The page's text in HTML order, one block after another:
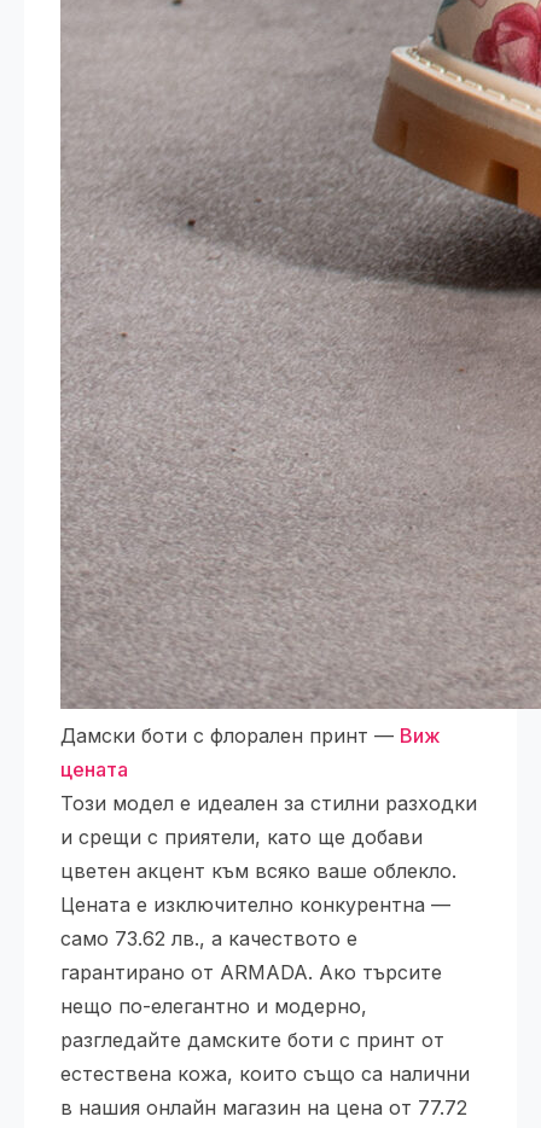
Дамски боти с флорален принт — Виж
цената
Този модел е идеален за стилни разходки
и срещи с приятели, като ще добави
цветен акцент към всяко ваше облекло.
Цената е изключително конкурентна —
само 73.62 лв., а качеството е
гарантирано от ARMADA. Ако търсите
нещо по-елегантно и модерно,
разгледайте дамските боти с принт от
естествена кожа, които също са налични
в нашия онлайн магазин на цена от 77.72